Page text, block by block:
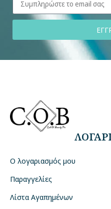
Ο λογαριασμός μου
Παραγγελίες
Λίστα Αγαπημένων